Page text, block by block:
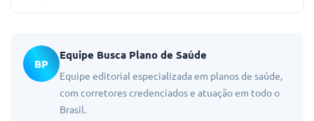
BP
Equipe Busca Plano de Saúde
Equipe editorial especializada em planos de saúde,
com corretores credenciados e atuação em todo o
Brasil.